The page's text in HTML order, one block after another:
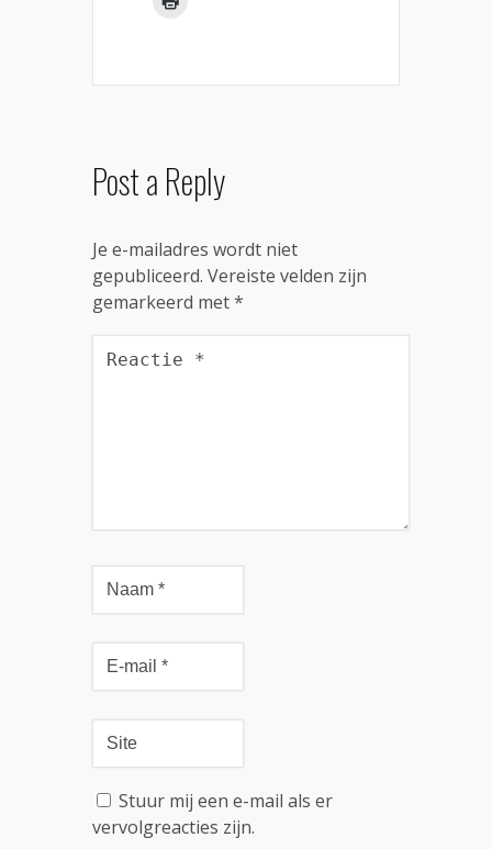
Post a Reply
Je e-mailadres wordt niet
gepubliceerd. Vereiste velden zijn
gemarkeerd met*
Stuur mij een e-mail als er
vervolgreacties zijn.